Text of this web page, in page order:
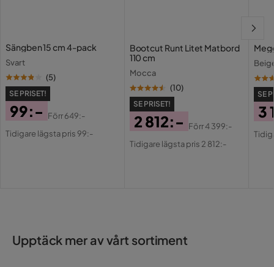
Sängben 15 cm 4-pack
Svart
(5)
SE PRISET!
Pris
99:-
Original
Förr649:-
Tidigare lägsta pris 99:-
Bootcut Runt Litet Matbord
110 cm
Mocca
(10)
SE PRISET!
Pris
2 812:-
Original
Förr4 399:-
Tidigare lägsta pris 2 812:-
SE
3
Upptäck mer av vårt sortiment